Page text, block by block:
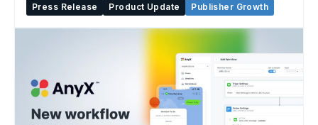
Press Release
Product Update Publisher Growth